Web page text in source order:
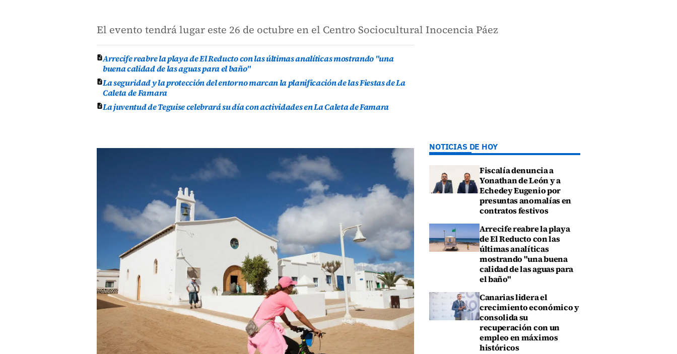
El evento tendrá lugar este 26 de octubre en el Centro Sociocultural Inocencia Páez
Arrecife reabre la playa de El Reducto con las últimas analíticas mostrando "una
buena calidad de las aguas para el baño"
La seguridad y la protección del entorno marcan la planificación de las Fiestas de La
Caleta de Famara
La juventud de Teguise celebrará su día con actividades en La Caleta de Famara
NOTICIAS DE HOY
Fiscalía denuncia a
Yonathan de León y a
Echedey Eugenio por
presuntas anomalías en
contratos festivos
Arrecife reabre la playa
de El Reducto con las
últimas analíticas
mostrando "una buena
calidad de las aguas para
el baño"
Canarias lidera el
crecimiento económico y
consolida su
recuperación con un
empleo en máximos
históricos